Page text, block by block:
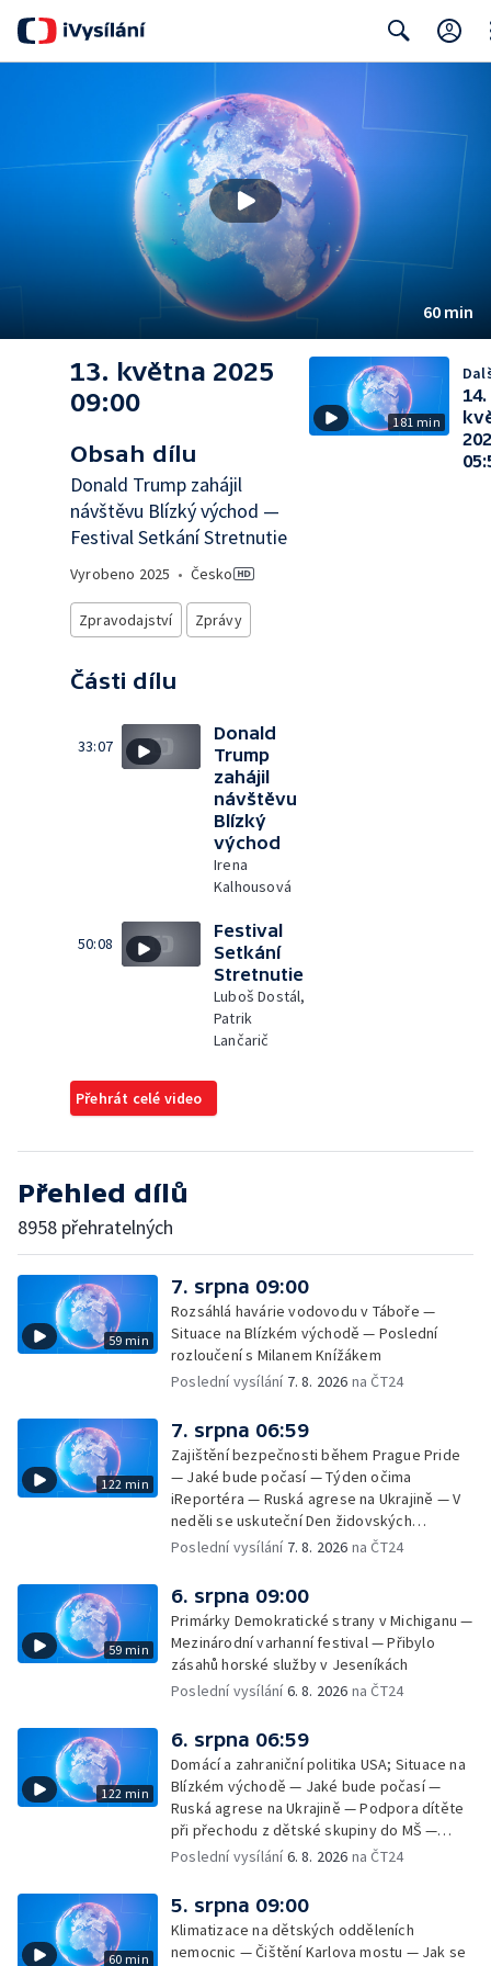
60 min
13. května 2025
09:00
Obsah dílu
Donald Trump zahájil
návštěvu Blízký východ —
Festival Setkání Stretnutie
Vyrobeno 2025 • Česko
Zpravodajství Zprávy
Části dílu
33:07
Donald
Trump
zahájil
návštěvu
Blízký
východ
Irena
Kalhousová
50:08
Festival
Setkání
Stretnutie
Luboš Dostál,
Patrik
Lančarič
Přehrát celé video
181 min
14.
Přehled dílů
8958 přehratelných
59 min
7. srpna 09:00
Rozsáhlá havárie vodovodu v Táboře —
Situace na Blízkém východě — Poslední
rozloučení s Milanem Knížákem
Poslední vysílání 7. 8. 2026 na ČT24
122 min
7. srpna 06:59
Zajištění bezpečnosti během Prague Pride
— Jaké bude počasí — Týden očima
iReportéra — Ruská agrese na Ukrajině — V
neděli se uskuteční Den židovských
památek — Vila Tugendhat slaví 25 let na
atletice 2026 — Výzkum: epidemie digitálních
závislostí je mýtus — Demolice vyhořelé
výškové budovy ve Zlíně
Poslední vysílání 7. 8. 2026 na ČT24
59 min
6. srpna 09:00
Primárky Demokratické strany v Michiganu —
Mezinárodní varhanní festival — Přibylo
zásahů horské služby v Jeseníkách
Poslední vysílání6. 8. 2026 na ČT24
122 min
6. srpna 06:59
Domácí a zahraniční politika USA; Situace na
Blízkém východě — Jaké bude počasí —
Ruská agrese na Ukrajině — Podpora dítěte
při přechodu z dětské skupiny do MŠ —
Filmové premiéry týdne — Dvě deci tuše v
rakovinu prsu
Poslední vysílání6. 8. 2026 na ČT24
60 min
5. srpna 09:00
Klimatizace na dětských odděleních
nemocnic — Čištění Karlova mostu — Jak se